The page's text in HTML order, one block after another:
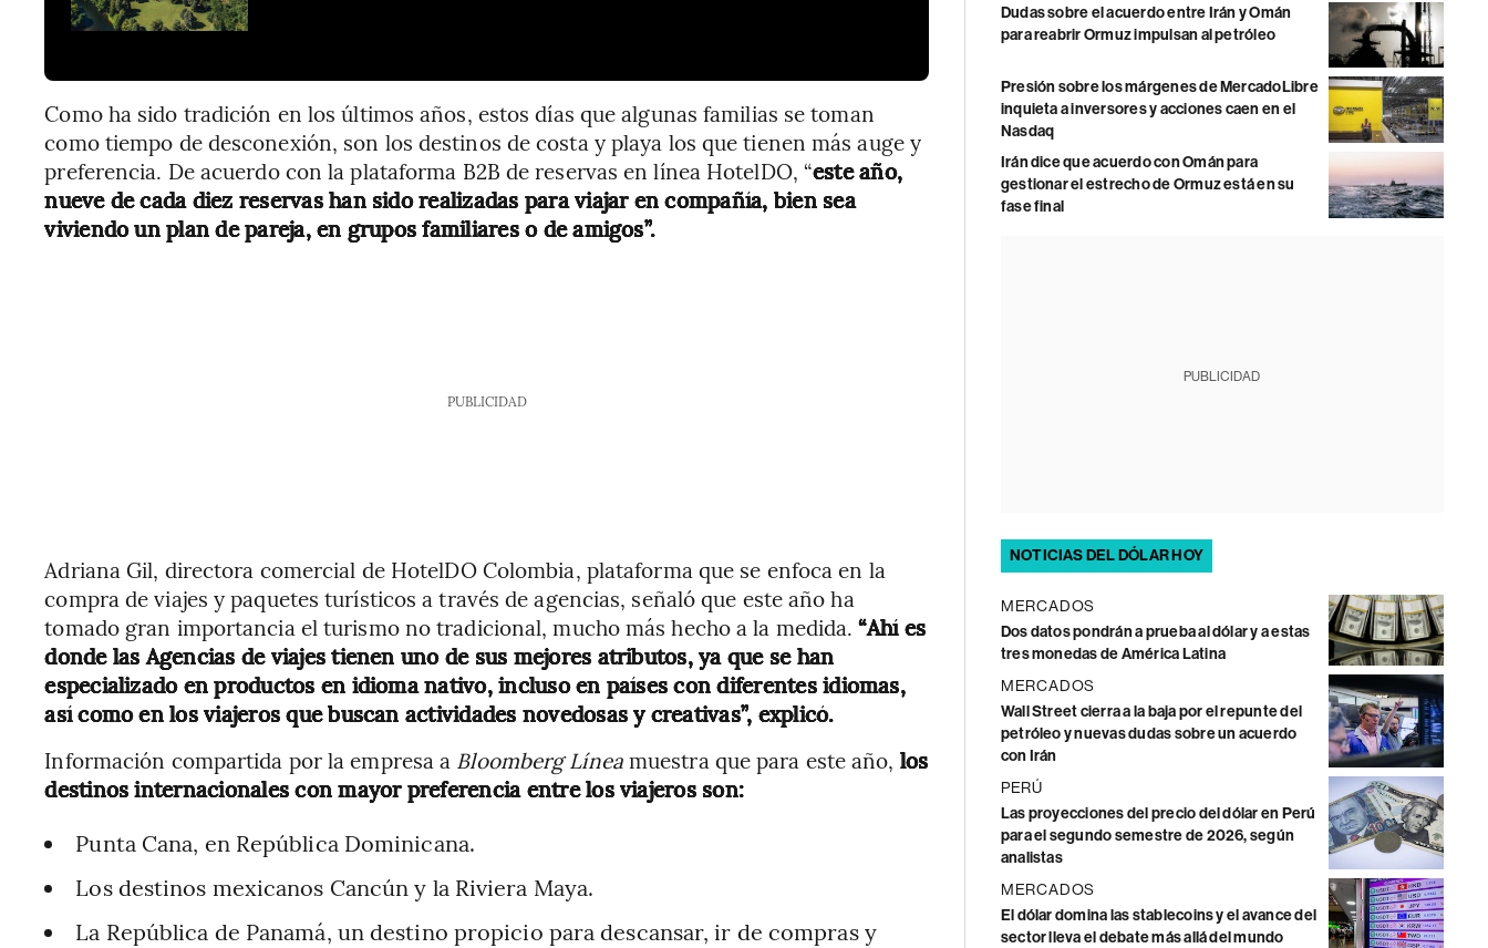
Como ha sido tradición en los últimos años, estos días que algunas familias se toman
como tiempo de desconexión, son los destinos de costa y playa los que tienen más auge y
preferencia. De acuerdo con la plataforma B2B de reservas en línea HotelDO, “este año,
nueve de cada diez reservas han sido realizadas para viajar en compañía, bien sea
viviendo un plan de pareja, en grupos familiares o de amigos”.
PUBLICIDAD
Adriana Gil, directora comercial de HotelDO Colombia, plataforma que se enfoca en la
compra de viajes y paquetes turísticos a través de agencias, señaló que este año ha
tomado gran importancia el turismo no tradicional, mucho más hecho a la medida.“Ahí es
donde las Agencias de viajes tienen uno de sus mejores atributos, ya que se han
especializado en productos en idioma nativo, incluso en países con diferentes idiomas,
así como en los viajeros que buscan actividades novedosas y creativas”, explicó.
Información compartida por la empresa a Bloomberg Líneamuestra que para este año, los
destinos internacionales con mayor preferencia entre los viajeros son:
Punta Cana, en República Dominicana.
Los destinos mexicanos Cancún y la Riviera Maya.
La República de Panamá, un destino propicio para descansar, ir de compras y
Dudas sobre el acuerdo entre Irán y Omán
para reabrir Ormuz impulsan al petróleo
Presión sobre los márgenes de MercadoLibre
inquieta a inversores y acciones caen en el
Nasdaq
Irán dice que acuerdo con Omán para
gestionar el estrecho de Ormuz está en su
fase final
PUBLICIDAD
NOTICIAS DEL DÓLAR HOY
MERCADOS
Dos datos pondrán a prueba al dólar y a estas
tres monedas de América Latina
MERCADOS
Wall Street cierra a la baja por el repunte del
petróleo y nuevas dudas sobre un acuerdo
con Irán
PERÚ
Las proyecciones del precio del dólar en Perú
para el segundo semestre de 2026, según
analistas
MERCADOS
El dólar domina las stablecoins y el avance del
sector lleva el debate más allá del mundo